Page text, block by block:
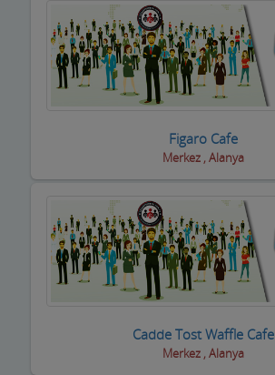
Sıhhi Tesisatcılar
Soğuk Hava Depoları
Şömine ve Soba Hizmetleri
Spor Salonları ve Malzemeleri
Su ve Tüp Bayileri
Sürücü Kursları
Süt ve Süt Ürünleri
Tapu Takip Firmaları
Figaro Cafe
Merkez , Alanya
Cadde Tost Waffle Cafe
Merkez , Alanya